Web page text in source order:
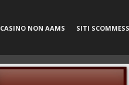
CASINO NON AAMS SITI